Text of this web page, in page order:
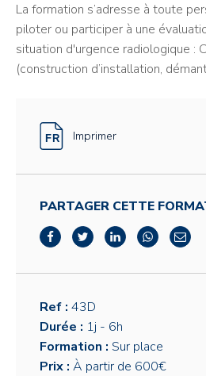
La formation s’adresse à toute
piloter ou participer à une
situation d'urgence radiologique :
(construction d’installation,
Imprimer
PARTAGER CETTE
Ref : 43D
Durée : 1j - 6h
Formation : Sur place
Prix : À partir de 600€